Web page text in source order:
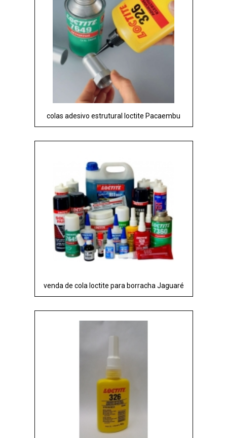
colas adesivo estrutural loctite Pacaembu
venda de cola loctite para borracha Jaguaré